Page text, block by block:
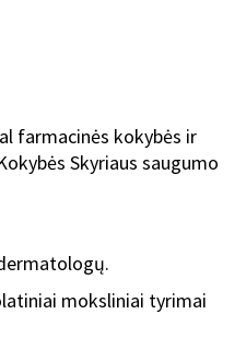
farmacinės kokybės ir
Skyriaus saugumo
moksliniai tyrimai